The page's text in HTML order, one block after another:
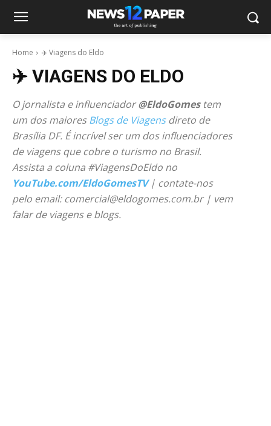
Home ✈️ Viagens do Eldo
✈️ VIAGENS DO ELDO
O jornalista e influenciador@EldoGomestem
um dos maioresBlogs de Viagensdireto de
Brasília DF. É incrível ser um dos influenciadores
de viagens que cobre o turismo no Brasil.
Assista a coluna #ViagensDoEldo no
YouTube.com/EldoGomesTV| contate-nos
pelo email: comercial@eldogomes.com.br | vem
falar de viagens e blogs.